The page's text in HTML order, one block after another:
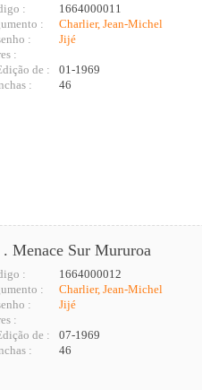
:
1664000011
:
Charlier, Jean-Michel
:
Jijé
:
de :
01-1969
:
46
. Menace Sur Mururoa
:
1664000012
:
Charlier, Jean-Michel
:
Jijé
:
de :
07-1969
:
46